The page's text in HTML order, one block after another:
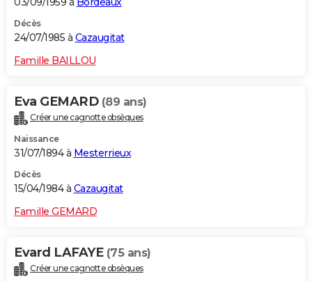
Décès
24/07/1985 à Cazaugitat
Famille BAILLOU
Eva GEMARD (89 ans)
Créer une cagnotte obsèques
Naissance
31/07/1894 à Mesterrieux
Décès
15/04/1984 à Cazaugitat
Famille GEMARD
Evard LAFAYE (75 ans)
Créer une cagnotte obsèques